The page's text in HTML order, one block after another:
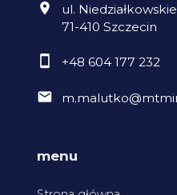
ul.
71-410 Szczecin
+48 604 177 232
menu